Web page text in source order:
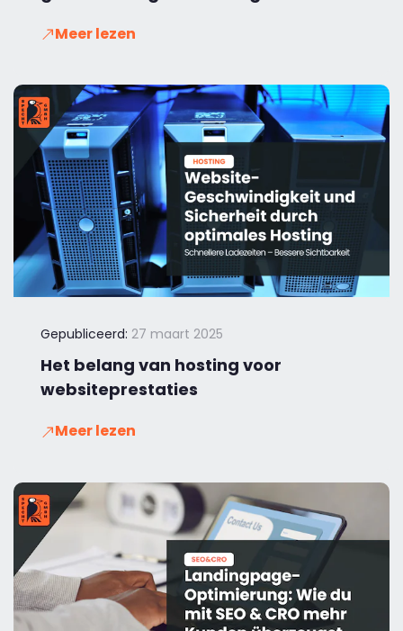
Meer lezen
Gepubliceerd: 27 maart 2025
Het belang van hosting voor
websiteprestaties
Meer lezen